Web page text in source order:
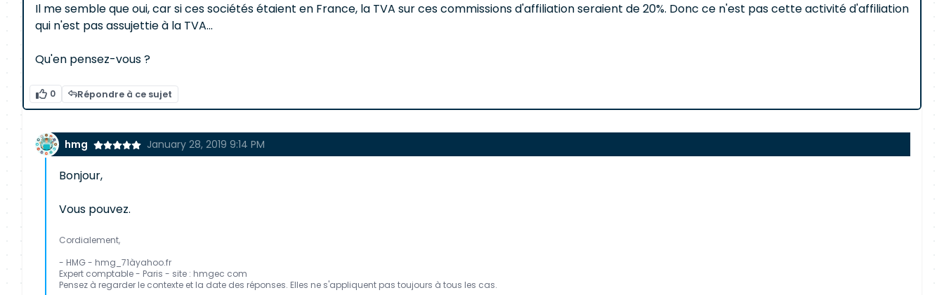
Il me semble que oui, car si ces sociétés étaient en France, la TVA sur ces commissions d'affiliation seraient de 20%. Donc ce n'est pas cette activité d'affiliation
qui n'est pas assujettie à la TVA...
Qu'en pensez-vous ?
0 Répondre à ce sujet
hmg January 28, 2019 9:14 PM
Bonjour,
Vous pouvez.
Cordialement,
- HMG - hmg_71àyahoo.fr
Expert comptable - Paris - site : hmgec com
Pensez à regarder le contexte et la date des réponses. Elles ne s'appliquent pas toujours à tous les cas.